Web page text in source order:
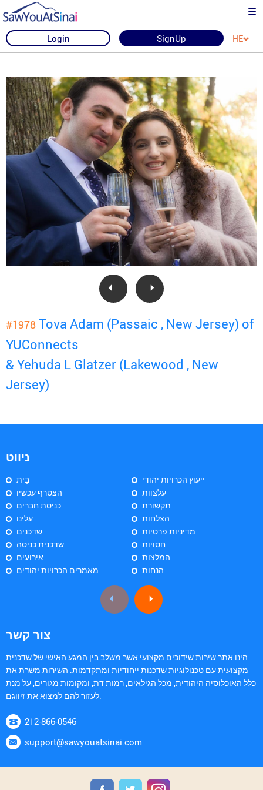
Login SignUp HE
#1978 Tova Adam (Passaic , New Jersey) of
YUConnects
& Yehuda L Glatzer (Lakewood , New
Jersey)
ניווט
בַּיִת
הצטרף עכשיו
כניסת חברים
עלינו
שדכנים
שדכנית כניסה
אירועים
מאמרים הכרויות יהודים
ייעוץ הכרויות יהודי
עלצוות
תקשורת
הצלחות
מדיניות פרטיות
חסויות
המלצות
הנחות
צור קשר
הינו אתר שירות שידוכים מקצועי אשר משלב בין המגע האישי של שדכנית
מקצועית עם טכנולוגיות שדכנות ייחודיות ומתקדמות. השירות משרת את
כלל האוכלוסיה היהודית, מכל הגילאים, רמות דת, ומקומות מגורים, על מנת
לעזור להם למצוא את זיווגם.
212-866-0546
support@sawyouatsinai.com